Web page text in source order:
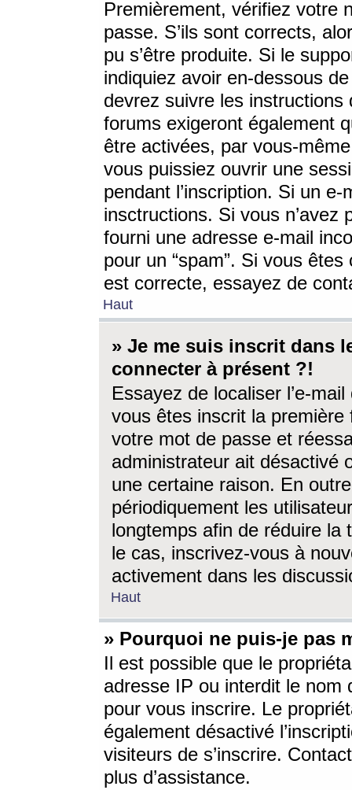
Premièrement, vérifiez votre
passe. S’ils sont corrects,
pu s’être produite. Si le
indiquiez avoir en-dessous
devrez suivre les
forums exigeront également
être activées, par vous-
vous puissiez ouvrir une
pendant l’inscription. Si un
insctructions. Si vous n’avez
fourni une adresse e-mail
pour un “spam”. Si vous
est correcte, essayez de
Haut
» Je me suis inscrit dans
connecter à présent ?!
Essayez de localiser l’e-
vous êtes inscrit la première
votre mot de passe et
administrateur ait désactivé
une certaine raison. En
périodiquement les
longtemps afin de réduire la
le cas, inscrivez-vous à
activement dans les
Haut
» Pourquoi ne puis-je pas
Il est possible que le
adresse IP ou interdit le nom
pour vous inscrire. Le
également désactivé
visiteurs de s’inscrire.
plus d’assistance.